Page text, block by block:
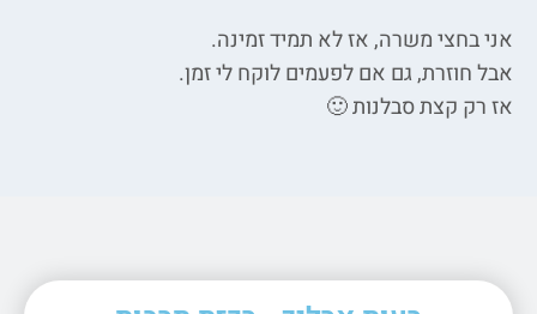
אני בחצי משרה, אז לא תמיד זמינה.
אבל חוזרת, גם אם לפעמים לוקח לי זמן.
אז רק קצת סבלנות 🙂